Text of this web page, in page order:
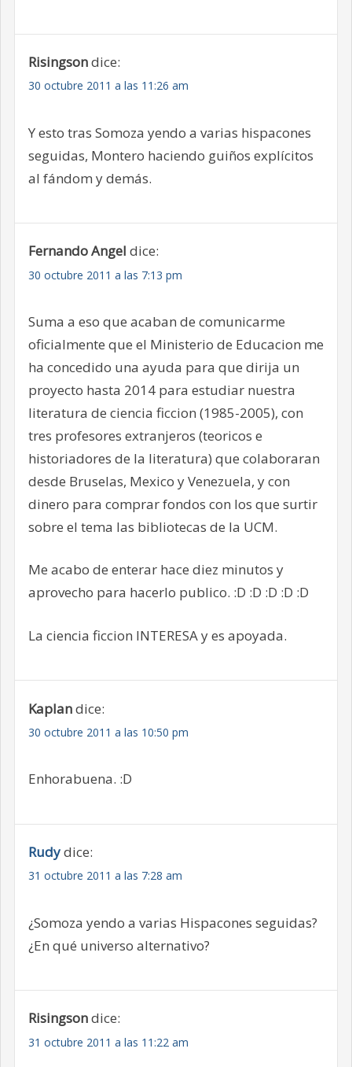
Risingsondice:
30 octubre 2011 a las 11:26 am
Y esto tras Somoza yendo a varias hispacones
seguidas, Montero haciendo guiños explícitos
al fándom y demás.
Fernando Angel dice:
30 octubre 2011 a las 7:13 pm
Suma a eso que acaban de comunicarme
oficialmente que el Ministerio de Educacion me
ha concedido una ayuda para que dirija un
proyecto hasta 2014 para estudiar nuestra
literatura de ciencia ficcion (1985-2005), con
tres profesores extranjeros (teoricos e
historiadores de la literatura) que colaboraran
desde Bruselas, Mexico y Venezuela, y con
dinero para comprar fondos con los que surtir
sobre el tema las bibliotecas de la UCM.
Me acabo de enterar hace diez minutos y
aprovecho para hacerlo publico. :D :D :D :D :D
La ciencia ficcion INTERESA y es apoyada.
Kaplandice:
30 octubre 2011 a las 10:50 pm
Enhorabuena. :D
Rudydice:
31 octubre 2011 a las 7:28 am
¿Somoza yendo a varias Hispacones seguidas?
¿En qué universo alternativo?
Risingsondice:
31 octubre 2011 a las 11:22 am